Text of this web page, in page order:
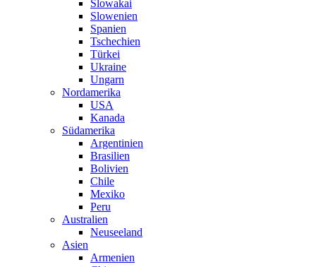
Slowakai
Slowenien
Spanien
Tschechien
Türkei
Ukraine
Ungarn
Nordamerika
USA
Kanada
Südamerika
Argentinien
Brasilien
Bolivien
Chile
Mexiko
Peru
Australien
Neuseeland
Asien
Armenien